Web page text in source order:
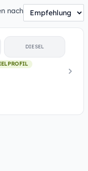
nach
DIESEL